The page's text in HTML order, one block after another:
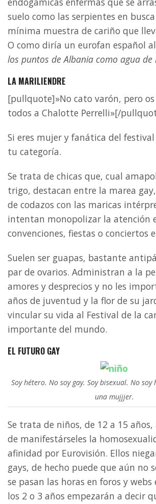
suelo como las serpientes en
mínima muestra de cariño que
O como diría un eurofan español
los puntos de Albania como agua de
LA MARILIENDRE
[pullquote]»No cato varón, pero
todos a Chalotte Perrelli»[/
Si eres mujer y fanática del
tu categoría.
Se trata de chicas que, cual
trigo, destacan entre la marea
de codazos con las maricas
intentan monopolizar la atención
convenciones, fiestas o conciertos
Suelen ser guapas, bastante
par de ovarios. Administran a la
amores y desprecios y no les
años de juventud y la flor de su
vincular su vida al Festival de la
importante del mundo.
EL FUTURO GAY
Soy hétero. No soy gay. Soy bisexual. No soy
una mujjjer.
Se trata de niños, de 12 a 15
de manifestárseles la
afinidad por Eurovisión. Ellos
gays, de hecho puede que aún no
se pasan las horas en foros y webs
los 2 o 3 años empezarán a decir